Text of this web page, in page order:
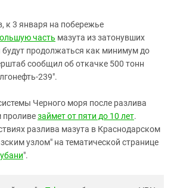
к 3 января на побережье
часть мазута из затонувших
продолжаться как минимум до
сообщил об откачке 500 тонн
239".
Черного моря после разлива
проливезаймет от пяти до 10 лет.
разлива мазута в Краснодарском
узлом" на тематической странице
".